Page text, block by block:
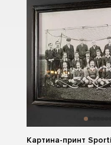
Картина-принт